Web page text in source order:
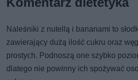
Naleśniki z nutellą i bananami to
zawierający dużą ilość cukru oraz
prostych. Podnoszą one szybko
dlatego nie powinny ich spożywać